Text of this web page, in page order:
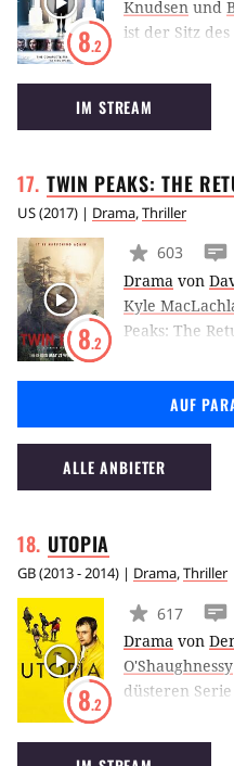
8.2
Knudsen und
ist der Sitz
Politdrama
willensstarke
beschreibt die
IM STREAM
TWIN PEAKS: THE
US(2017) | Drama,Thriller
8.2
603
Drama von
Kyle
Peaks: The
sogenannte
Lynch und
die
Erneut
wie es scheint.
AUF
ALLE ANBIETER
UTOPIA
GB(2013 - 2014) | Drama,Thriller
8.2
617
Drama von
O'Shaughnessy
düsteren
von
Sie besitzen